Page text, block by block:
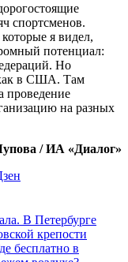
спортсменов.
я видел,
потенциал:
Но
как в США. Там
проведение
на разных
/ ИА «Диалог»
В Петербурге
крепости
бесплатно в